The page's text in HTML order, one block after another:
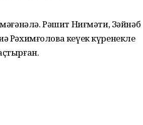
Рәшит Ниғмәти, Зәйнәб
Рәхимғолова кеүек күренекле